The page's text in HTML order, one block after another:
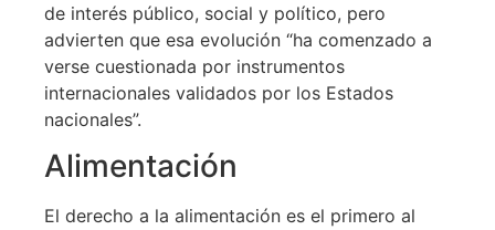
de interés público, social y político, pero
advierten que esa evolución “ha comenzado a
verse cuestionada por instrumentos
internacionales validados por los Estados
nacionales”.
Alimentación
El derecho a la alimentación es el primero al